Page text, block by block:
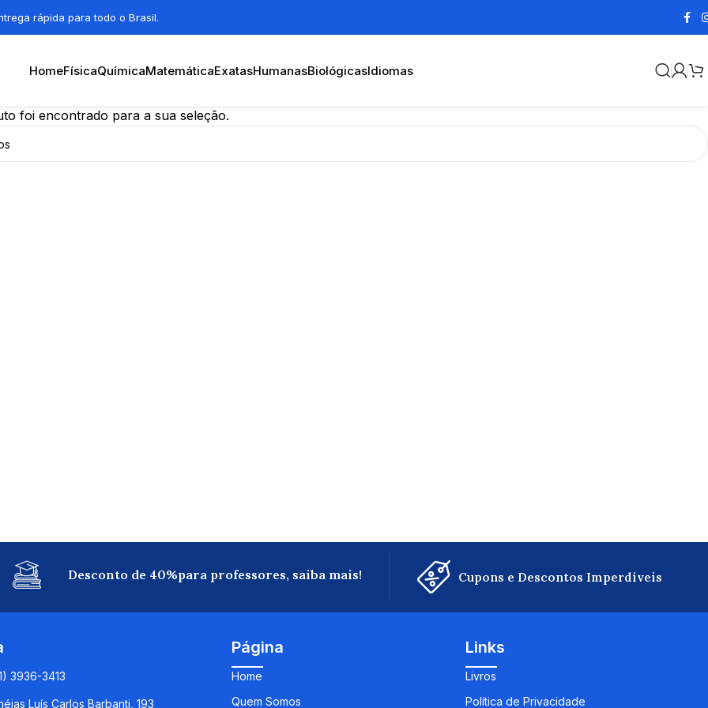
rápida para todo o Brasil.
HomeFísicaQuímicaMatemáticaExatasHumanasBiológicasIdiomas
foi encontrado para a sua seleção.
Desconto de 40%para professores, saiba mais! Cupons e Descontos Imperdíveis
3936-3413
Luís Carlos Barbanti, 193
Página
Home
Quem Somos
Links
Livros
Política de Privacidade